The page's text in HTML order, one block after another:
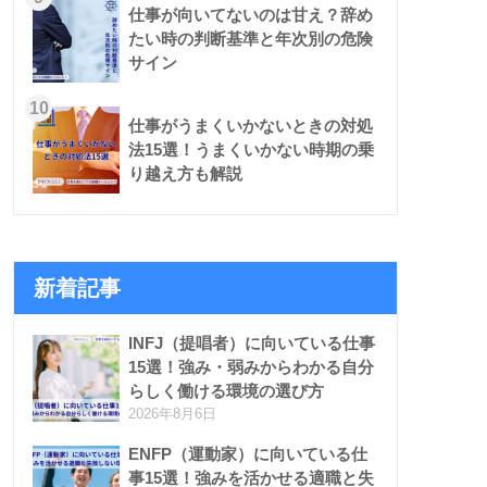
仕事が向いてないのは甘え？辞め
たい時の判断基準と年次別の危険
サイン
10
仕事がうまくいかないときの対処
法15選！うまくいかない時期の乗
り越え方も解説
新着記事
INFJ（提唱者）に向いている仕事
15選！強み・弱みからわかる自分
らしく働ける環境の選び方
2026年8月6日
ENFP（運動家）に向いている仕
事15選！強みを活かせる適職と失